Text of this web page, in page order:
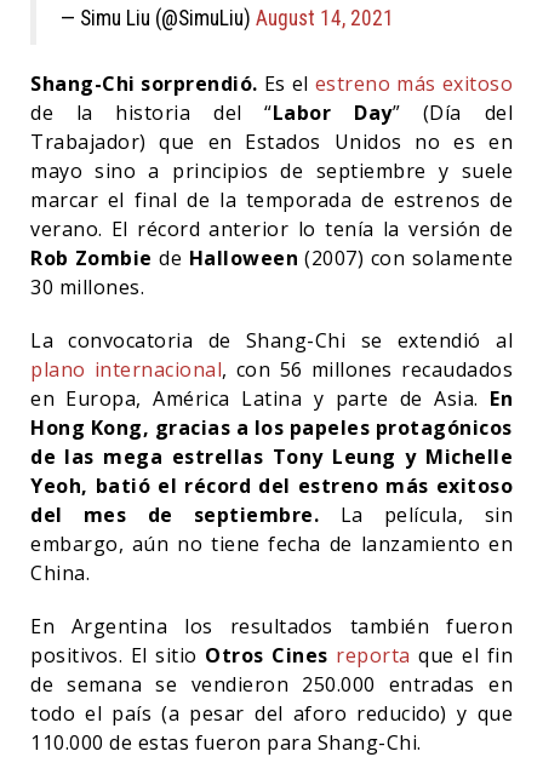
— Simu Liu (@SimuLiu) August 14, 2021
Shang-Chi sorprendió. Es el estreno más exitoso
de la historia del “Labor Day” (Día del
Trabajador) que en Estados Unidos no es en
mayo sino a principios de septiembre y suele
marcar el final de la temporada de estrenos de
verano. El récord anterior lo tenía la versión de
Rob Zombiede Halloween(2007) con solamente
30 millones.
La convocatoria de Shang-Chi se extendió al
plano internacional, con 56 millones recaudados
en Europa, América Latina y parte de Asia. En
Hong Kong, gracias a los papeles protagónicos
de las mega estrellas Tony Leung y Michelle
Yeoh, batió el récord del estreno más exitoso
del mes de septiembre. La película, sin
embargo, aún no tiene fecha de lanzamiento en
China.
En Argentina los resultados también fueron
positivos. El sitio Otros Cines reporta que el fin
de semana se vendieron 250.000 entradas en
todo el país (a pesar del aforo reducido) y que
110.000 de estas fueron para Shang-Chi.